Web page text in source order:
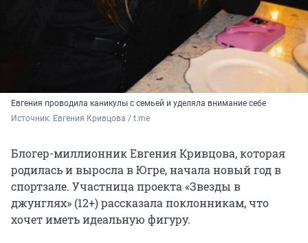
Евгения проводила каникулы с семьей и уделяла внимание себе
Источник: Евгения Кривцова / t.me
Блогер-миллионник Евгения Кривцова, которая
родилась и выросла в Югре, начала новый год в
спортзале. Участница проекта «Звезды в
джунглях» (12+) рассказала поклонникам, что
хочет иметь идеальную фигуру.